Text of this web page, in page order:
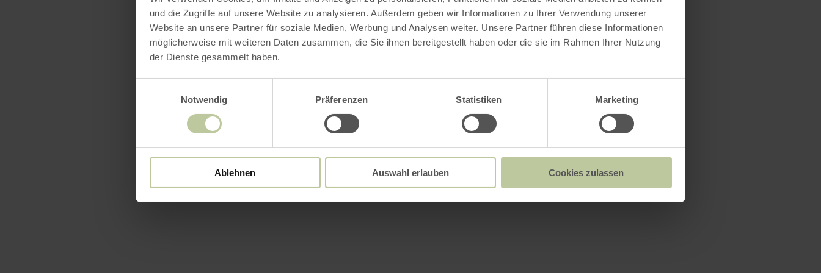
und die Zugriffe auf unsere Website zu analysieren. Außerdem geben wir Informationen zu Ihrer Verwendung unserer
Website an unsere Partner für soziale Medien, Werbung und Analysen weiter. Unsere Partner führen diese Informationen
möglicherweise mit weiteren Daten zusammen, die Sie ihnen bereitgestellt haben oder die sie im Rahmen Ihrer Nutzung
der Dienste gesammelt haben.
Notwendig
Präferenzen Statistiken Marketing
Ablehnen Auswahl erlauben Cookies zulassen